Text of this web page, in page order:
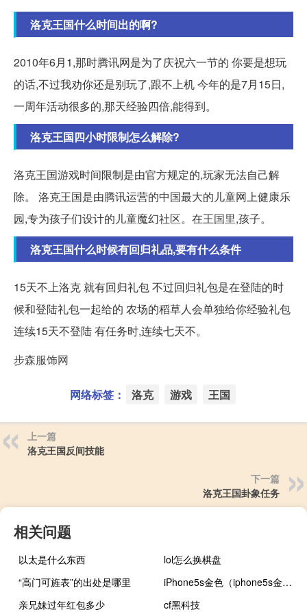
洛克王国什么时间出的啊?
2010年6月1,那时腾讯网是为了庆祝六一节的 你要是想玩
的话,不过我劝你还是别玩了,跟不上机 今年的是7月15日,
一周年活动很多的,那天经验四倍,能得到。
洛克王国四小时限制怎么解除?
洛克王国游戏时间限制是由官方规定的,玩家无法自己解
除。 洛克王国是由腾讯运营的中国最大的儿童网上健康乐
园,专为孩子们设计的儿童魔幻社区。在王国里,孩子。
洛克王国什么时候有回归礼品,要有什么条件
15天不上洛克 就有回归礼包 不过回归礼包是在登陆的时
候和登陆礼包一起给的 农场的稻草人会单独给你经验礼包
连续15天不登陆 有任务时,连续七天不。
步森服饰网
网络标签： 洛克 游戏 王国
上一篇
洛克王国反间技能
下一篇
洛克王国卦象任务
相关问题
以太是什么东西
lol怎么换棋盘
“高门可旌表”的出处是哪里
iPhone5s金色（iphone5s金色）
亲兄妹过年红包多少
cf黑科技